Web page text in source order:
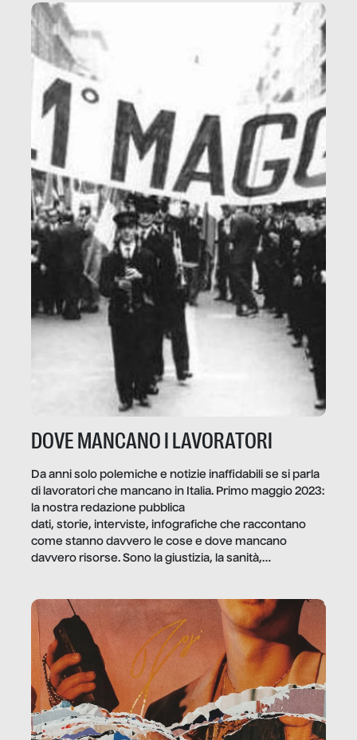
DOVE MANCANO I LAVORATORI
Da anni solo polemiche e notizie inaffidabili se si parla
di lavoratori che mancano in Italia. Primo maggio 2023:
la nostra redazione pubblica
dati, storie, interviste, infografiche che raccontano
come stanno davvero le cose e dove mancano
davvero risorse. Sono la giustizia, la sanità,